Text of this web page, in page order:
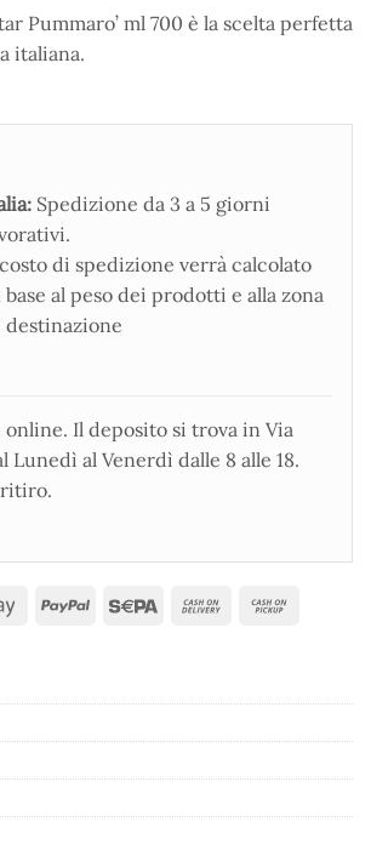
Pummaro’ ml 700 è la scelta perfetta
italiana.
Spedizione da 3 a 5 giorni
di spedizione verrà calcolato
al peso dei prodotti e alla zona
destinazione
Il deposito si trova in Via
Lunedì al Venerdì dalle 8 alle 18.
ritiro.